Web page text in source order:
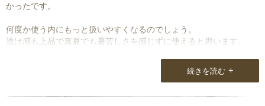
かったです。
何度か使う内にもっと扱いやすくなるのでしょう。
透け感も上品で真夏でも暑苦しさを感じずに使えると思います。
次はウールかなとサイトを閲覧している今日この頃です。
良いお店にめぐり合えたなあと感謝しています。
続きを読む +